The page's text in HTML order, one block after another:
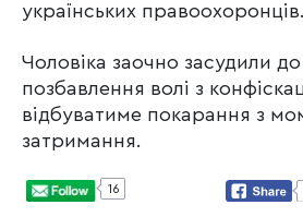
українських правоохоронців.
Чоловіка заочно засудили до
позбавлення волі з
відбуватиме покарання з
затримання.
16